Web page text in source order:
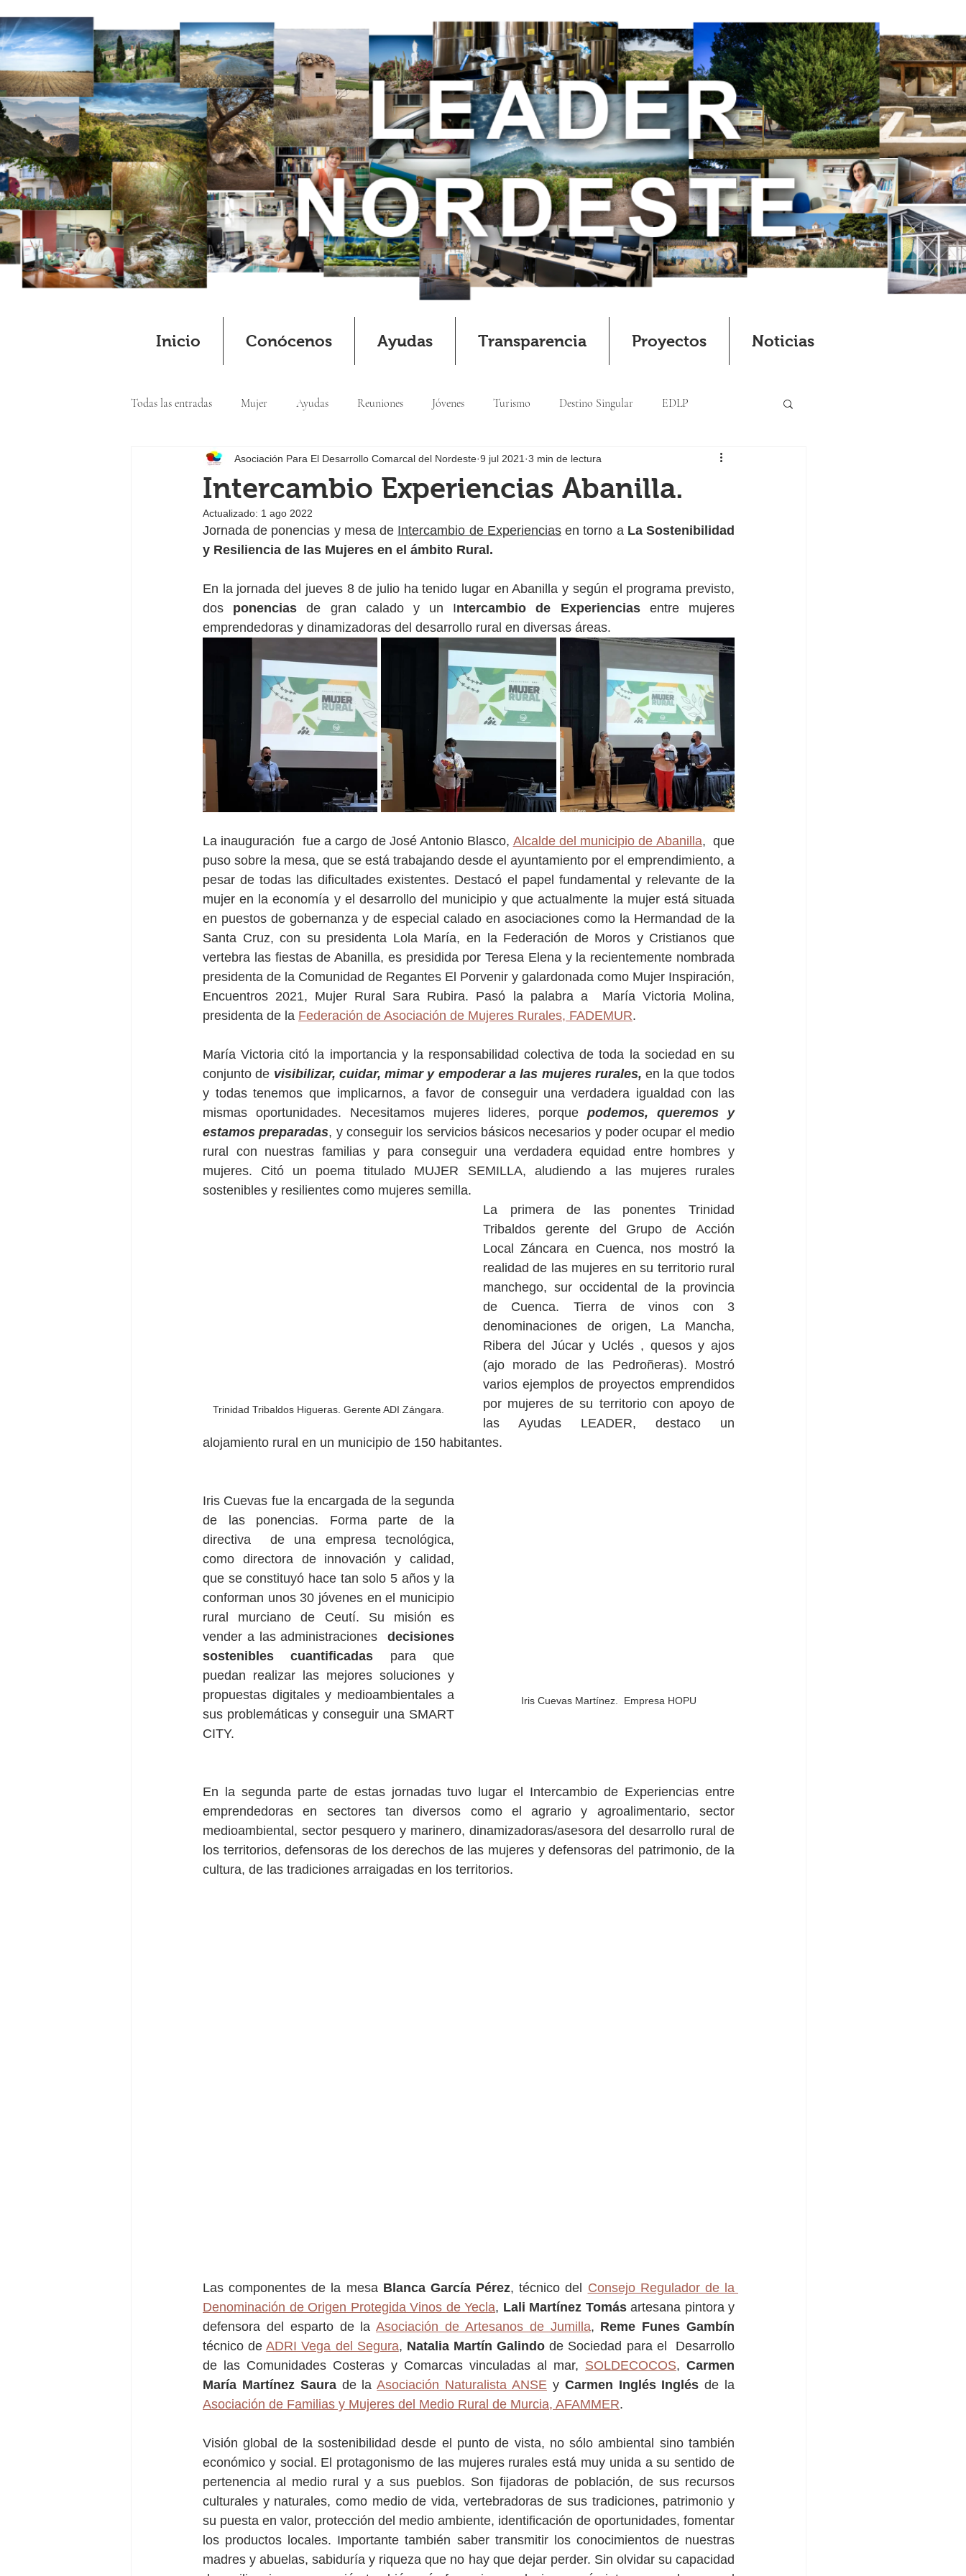
Inicio Conócenos Ayudas Transparencia Proyectos Noticias
Todas las entradas Mujer Ayudas Reuniones Jóvenes Turismo Destino Singular EDLP
Cooperación
Intercambio Experiencias Abanilla.
Asociación Para El Desarrollo Comarcal del Nordeste 9 jul 2021 3 min de lectura
Actualizado: 1 ago 2022
Jornada de ponencias y mesa de Intercambio de Experiencias en torno a La Sostenibilidad
y Resiliencia de las Mujeres en el ámbito Rural.
En la jornada del jueves 8 de julio ha tenido lugar en Abanilla y según el programa previsto,
dos ponencias de gran calado y un Intercambio de Experiencias entre mujeres
emprendedoras y dinamizadoras del desarrollo rural en diversas áreas.
La inauguración  fue a cargo de José Antonio Blasco, Alcalde del municipio de Abanilla,  que
puso sobre la mesa, que se está trabajando desde el ayuntamiento por el emprendimiento, a
pesar de todas las dificultades existentes. Destacó el papel fundamental y relevante de la
mujer en la economía y el desarrollo del municipio y que actualmente la mujer está situada
en puestos de gobernanza y de especial calado en asociaciones como la Hermandad de la
Santa Cruz, con su presidenta Lola María, en la Federación de Moros y Cristianos que
vertebra las fiestas de Abanilla, es presidida por Teresa Elena y la recientemente nombrada
presidenta de la Comunidad de Regantes El Porvenir y galardonada como Mujer Inspiración,
Encuentros 2021, Mujer Rural Sara Rubira. Pasó la palabra a  María Victoria Molina,
presidenta de la Federación de Asociación de Mujeres Rurales, FADEMUR.
María Victoria citó la importancia y la responsabilidad colectiva de toda la sociedad en su
conjunto de visibilizar, cuidar, mimar y empoderar a las mujeres rurales, en la que todos
y todas tenemos que implicarnos, a favor de conseguir una verdadera igualdad con las
mismas oportunidades. Necesitamos mujeres lideres, porque podemos, queremos y
estamos preparadas, y conseguir los servicios básicos necesarios y poder ocupar el medio
rural con nuestras familias y para conseguir una verdadera equidad entre hombres y
mujeres. Citó un poema titulado MUJER SEMILLA, aludiendo a las mujeres rurales
sostenibles y resilientes como mujeres semilla.
Trinidad Tribaldos Higueras. Gerente ADI Zángara.
La primera de las ponentes Trinidad
Tribaldos gerente del Grupo de Acción
Local Záncara en Cuenca, nos mostró la
realidad de las mujeres en su territorio rural
manchego, sur occidental de la provincia
de Cuenca. Tierra de vinos con 3
denominaciones de origen, La Mancha,
Ribera del Júcar y Uclés , quesos y ajos
(ajo morado de las Pedroñeras). Mostró
varios ejemplos de proyectos emprendidos
por mujeres de su territorio con apoyo de
las Ayudas LEADER, destaco un
alojamiento rural en un municipio de 150 habitantes.
Iris Cuevas Martínez.  Empresa HOPU
Iris Cuevas fue la encargada de la segunda
de las ponencias. Forma parte de la
directiva  de una empresa tecnológica,
como directora de innovación y calidad,
que se constituyó hace tan solo 5 años y la
conforman unos 30 jóvenes en el municipio
rural murciano de Ceutí. Su misión es
vender a las administraciones decisiones
sostenibles cuantificadas para que
puedan realizar las mejores soluciones y
propuestas digitales y medioambientales a
sus problemáticas y conseguir una SMART
CITY.
En la segunda parte de estas jornadas tuvo lugar el Intercambio de Experiencias entre
emprendedoras en sectores tan diversos como el agrario y agroalimentario, sector
medioambiental, sector pesquero y marinero, dinamizadoras/asesora del desarrollo rural de
los territorios, defensoras de los derechos de las mujeres y defensoras del patrimonio, de la
cultura, de las tradiciones arraigadas en los territorios.
Las componentes de la mesa Blanca García Pérez, técnico del Consejo Regulador de la
Denominación de Origen Protegida Vinos de Yecla, Lali Martínez Tomás artesana pintora y
defensora del esparto de la Asociación de Artesanos de Jumilla, Reme Funes Gambín
técnico de ADRI Vega del Segura, Natalia Martín Galindo de Sociedad para el  Desarrollo
de las Comunidades Costeras y Comarcas vinculadas al mar, SOLDECOCOS, Carmen
María Martínez Saura de la Asociación Naturalista ANSE y Carmen Inglés Inglés
Asociación de Familias y Mujeres del Medio Rural de Murcia, AFAMMER.
Visión global de la sostenibilidad desde el punto de vista, no sólo ambiental sino también
económico y social. El protagonismo de las mujeres rurales está muy unida a su sentido de
pertenencia al medio rural y a sus pueblos. Son fijadoras de población, de sus recursos
culturales y naturales, como medio de vida, vertebradoras de sus tradiciones, patrimonio y
su puesta en valor, protección del medio ambiente, identificación de oportunidades, fomentar
los productos locales. Importante también saber transmitir los conocimientos de nuestras
madres y abuelas, sabiduría y riqueza que no hay que dejar perder. Sin olvidar su capacidad